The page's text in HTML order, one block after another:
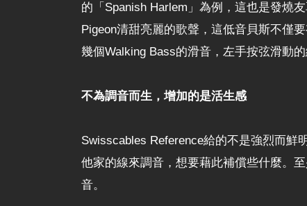
的「Spanish Harlem」為例，這也是發燒
Pigeon清甜亮麗的歌聲，這低音貝斯不僅
幾個Walking Bass的滑音，左手按弦滑動
不為調音而生，增加的是活生感
Swisscables Reference給的不是強烈而鮮
他家的線來調音，想要藉此補償些什麼。
音。